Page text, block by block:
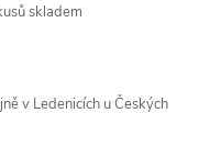
skladem
v Ledenicích u Českých